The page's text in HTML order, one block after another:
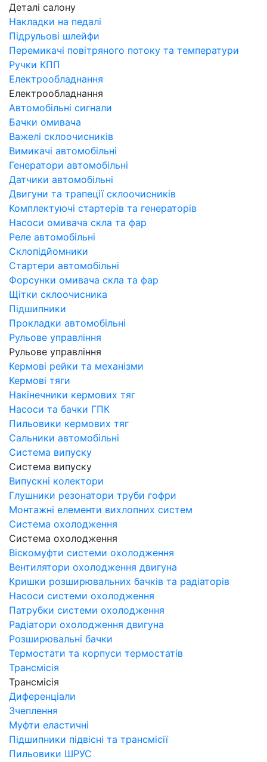
Деталі салону
Накладки на педалі
Підрульові шлейфи
Перемикачі повітряного потоку та температури
Ручки КПП
Електрообладнання
Електрообладнання
Автомобільні сигнали
Бачки омивача
Важелі склоочисників
Вимикачі автомобільні
Генератори автомобільні
Датчики автомобільні
Двигуни та трапеції склоочисників
Комплектуючі стартерів та генераторів
Насоси омивача скла та фар
Реле автомобільні
Склопідйомники
Стартери автомобільні
Форсунки омивача скла та фар
Щітки склоочисника
Підшипники
Прокладки автомобільні
Рульове управління
Рульове управління
Кермові рейки та механізми
Кермові тяги
Накінечники кермових тяг
Насоси та бачки ГПК
Пильовики кермових тяг
Сальники автомобільні
Система випуску
Система випуску
Випускні колектори
Глушники резонатори труби гофри
Монтажні елементи вихлопних систем
Система охолодження
Система охолодження
Віскомуфти системи охолодження
Вентилятори охолодження двигуна
Кришки розширювальних бачків та радіаторів
Насоси системи охолодження
Патрубки системи охолодження
Радіатори охолодження двигуна
Розширювальні бачки
Термостати та корпуси термостатів
Трансмісія
Трансмісія
Диференціали
Зчеплення
Муфти еластичні
Підшипники підвісні та трансмісії
Пильовики ШРУС